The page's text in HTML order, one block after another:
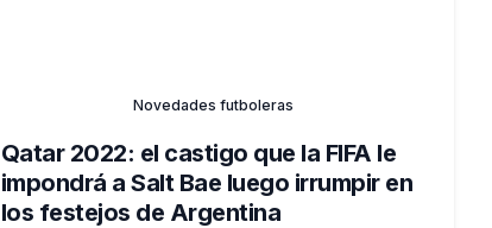
Novedades futboleras
Qatar 2022: el castigo que la FIFA le
impondrá a Salt Bae luego irrumpir en
los festejos de Argentina